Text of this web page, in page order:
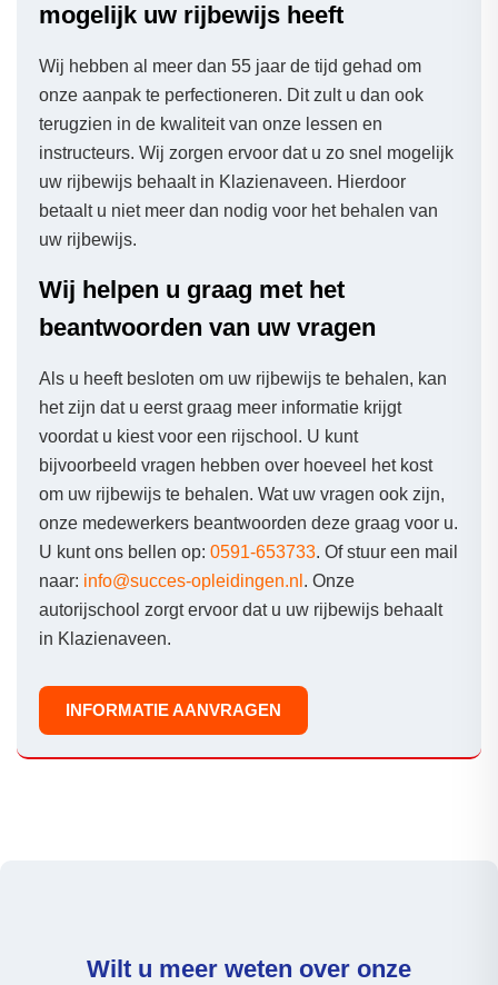
mogelijk uw rijbewijs heeft
Wij hebben al meer dan 55 jaar de tijd gehad om
onze aanpak te perfectioneren. Dit zult u dan ook
terugzien in de kwaliteit van onze lessen en
instructeurs. Wij zorgen ervoor dat u zo snel mogelijk
uw rijbewijs behaalt in Klazienaveen. Hierdoor
betaalt u niet meer dan nodig voor het behalen van
uw rijbewijs.
Wij helpen u graag met het
beantwoorden van uw vragen
Als u heeft besloten om uw rijbewijs te behalen, kan
het zijn dat u eerst graag meer informatie krijgt
voordat u kiest voor een rijschool. U kunt
bijvoorbeeld vragen hebben over hoeveel het kost
om uw rijbewijs te behalen. Wat uw vragen ook zijn,
onze medewerkers beantwoorden deze graag voor u.
U kunt ons bellen op: 0591-653733. Of stuur een mail
naar: info@succes-opleidingen.nl . Onze
autorijschool zorgt ervoor dat u uw rijbewijs behaalt
in Klazienaveen.
INFORMATIE AANVRAGEN
Wilt u meer weten over onze